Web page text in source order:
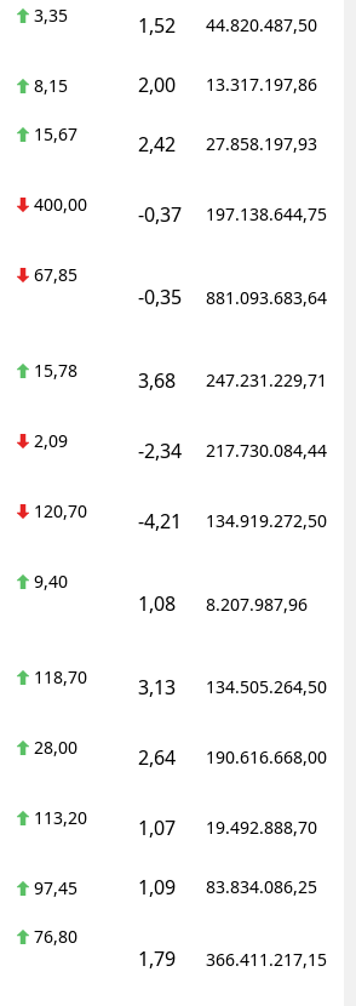
3,35 1,52 44.820.487,50
8,15 2,00 13.317.197,86
15,67 2,42 27.858.197,93
400,00 -0,37 197.138.644,75
67,85
-0,35 881.093.683,64
15,78 3,68 247.231.229,71
2,09 -2,34 217.730.084,44
120,70 -4,21 134.919.272,50
9,40
1,08 8.207.987,96
118,70 3,13 134.505.264,50
28,00 2,64 190.616.668,00
113,20 1,07 19.492.888,70
97,45 1,09 83.834.086,25
76,80
1,79 366.411.217,15